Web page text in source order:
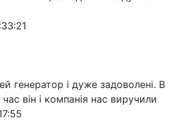
генератор і дуже задоволені. В
він і компанія нас виручили